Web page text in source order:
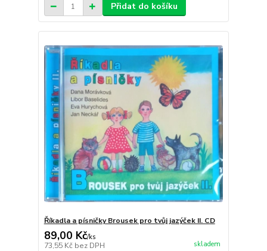
Přidat do košíku
Říkadla a písničky Brousek pro tvůj jazýček II. CD
89,00 Kč/ks
73,55 Kč bez DPH skladem